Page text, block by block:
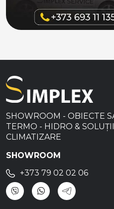
SHOWROOM - OBIECTE
TERMO - HIDRO &
CLIMATIZARE
SHOWROOM
+373 79 02 02 06